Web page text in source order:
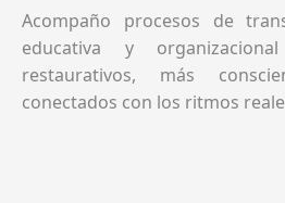
Acompaño procesos de
educativa y
restaurativos, más
conectados con los ritmos